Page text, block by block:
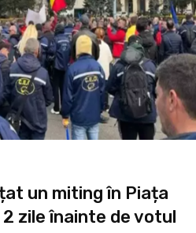
un miting în Piața
zile înainte de votul